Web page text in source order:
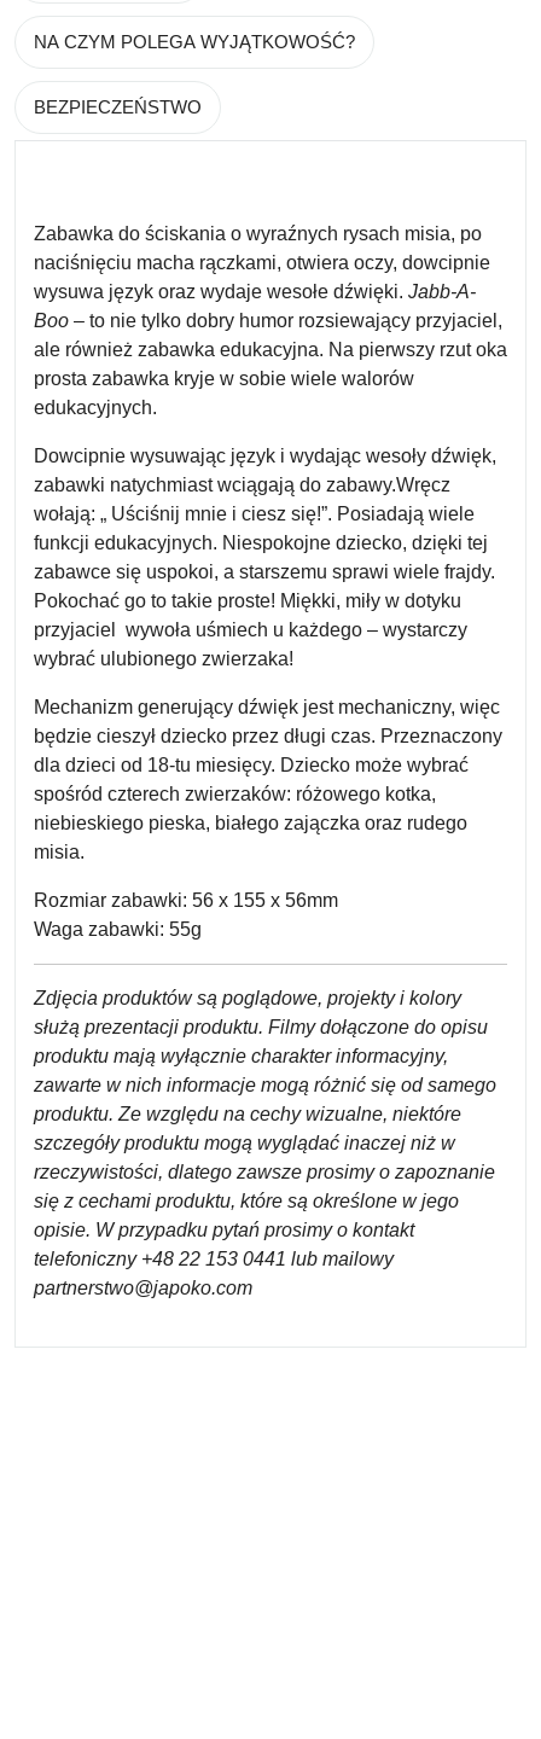
NA CZYM POLEGA WYJĄTKOWOŚĆ?
BEZPIECZEŃSTWO
Zabawka do ściskania o wyraźnych rysach misia, po
naciśnięciu macha rączkami, otwiera oczy, dowcipnie
wysuwa język oraz wydaje wesołe dźwięki. Jabb-A-
Boo – to nie tylko dobry humor rozsiewający przyjaciel,
ale również zabawka edukacyjna. Na pierwszy rzut oka
prosta zabawka kryje w sobie wiele walorów
edukacyjnych.
Dowcipnie wysuwając język i wydając wesoły dźwięk,
zabawki natychmiast wciągają do zabawy.Wręcz
wołają: „ Uściśnij mnie i ciesz się!”. Posiadają wiele
funkcji edukacyjnych. Niespokojne dziecko, dzięki tej
zabawce się uspokoi, a starszemu sprawi wiele frajdy.
Pokochać go to takie proste! Miękki, miły w dotyku
przyjaciel
wywoła uśmiech u każdego – wystarczy
wybrać ulubionego zwierzaka!
Mechanizm generujący dźwięk jest mechaniczny, więc
będzie cieszył dziecko przez długi czas. Przeznaczony
dla dzieci od 18-tu miesięcy. Dziecko może wybrać
spośród czterech zwierzaków: różowego kotka,
niebieskiego pieska, białego zajączka oraz rudego
misia.
Rozmiar zabawki: 56 x 155 x 56mm
Waga zabawki: 55g
Zdjęcia produktów są poglądowe, projekty i kolory
służą prezentacji produktu. Filmy dołączone do opisu
produktu mają wyłącznie charakter informacyjny,
zawarte w nich informacje mogą różnić się od samego
produktu. Ze względu na cechy wizualne, niektóre
szczegóły produktu mogą wyglądać inaczej niż w
rzeczywistości, dlatego zawsze prosimy o zapoznanie
się z cechami produktu, które są określone w jego
opisie. W przypadku pytań prosimy o kontakt
telefoniczny +48 22 153 0441 lub mailowy
partnerstwo@japoko.com